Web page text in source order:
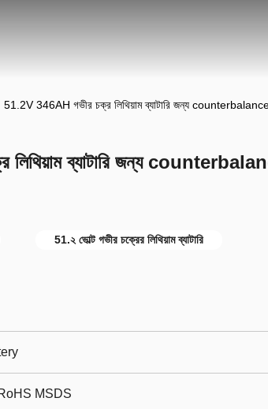
51.2V 346AH গভীর চক্র লিথিয়াম ব্যাটারি জন্য counterbalance
ব্যাটারি জন্য
51.২ ভোল্ট গভীর চক্রের লিথিয়াম ব্যাটারি
MSDS